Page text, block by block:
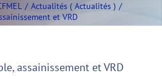
Actualités ( Actualités )
et VRD
assainissement et VRD